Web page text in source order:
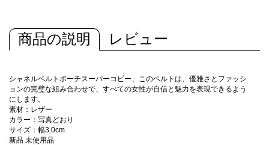
商品の説明 レビュー
シャネルベルトポーチスーパーコピー、このベルトは、優雅さとファッシ
ョンの完璧な組み合わせで、すべての女性が自信と魅力を表現できるよう
にします。
素材：レザー
カラー：写真どおり
サイズ：幅3.0cm
新品 未使用品